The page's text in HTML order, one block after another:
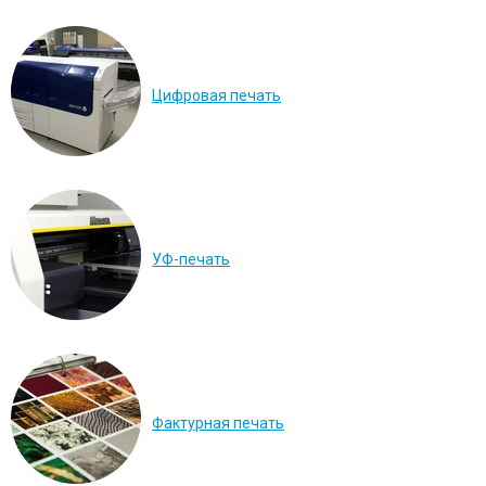
Цифровая печать
УФ-печать
Фактурная печать